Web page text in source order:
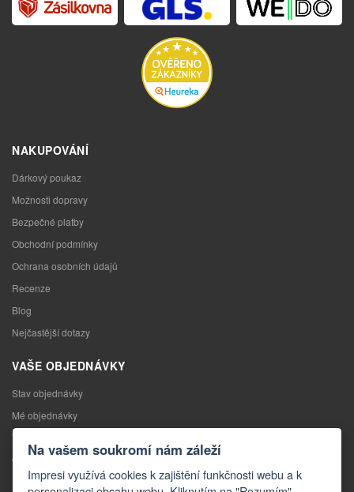
NAKUPOVÁNÍ
Dárkový poukaz
Možnosti dopravy
Bezpečné platby
Obchodní podmínky
Ochrana osobních údajů
Recenze
Blog
Nejčastější dotazy
VAŠE OBJEDNÁVKY
Stav objednávky
Mé objednávky
Výměna zboží
Odstoupení od kupní smlouvy
Reklamace
Na vašem soukromí nám záleží
Impresi využívá cookies k zajištění funkčnosti webu a k